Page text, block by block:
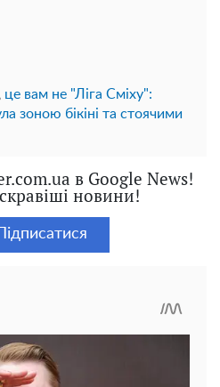
це вам не "Ліга Сміху":
зоною бікіні та стоячими
в Google News!
новини!
Підписатися